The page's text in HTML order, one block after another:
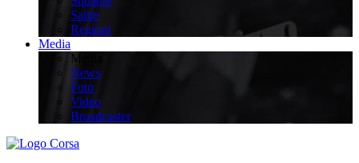
Salite
Regioni
Media
Media
News
Foto
Video
Broadcaster